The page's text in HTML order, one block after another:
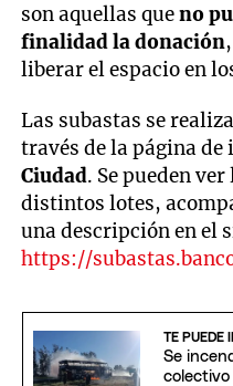
son aquellas queno
finalidad la donación
liberar el espacio en
Las subastas se
través de la página
Ciudad. Se pueden
distintos lotes,
una descripción en el
https://
TE PUEDE
Se
colectivo